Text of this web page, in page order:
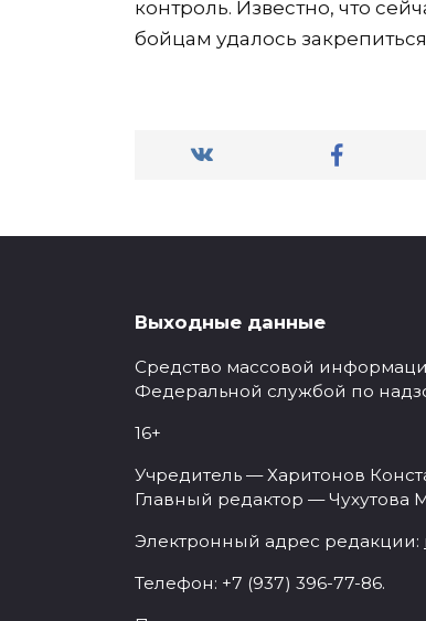
контроль. Известно, что
бойцам удалось
Выходные данные
Средство массовой
Федеральной службой по
16+
Учредитель — Харитонов
Главный редактор — Чухутова
Электронный адрес редакции:
Телефон: +7 (937) 396-77-86.